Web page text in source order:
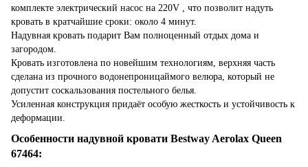
комплекте электрический насос на 220V , что позволит надуть
кровать в кратчайшие сроки: около 4 минут.
Надувная кровать подарит Вам полноценный отдых дома и
загородом.
Кровать изготовлена по новейшим технологиям, верхняя часть
сделана из прочного водонепроницаймого велюра, который не
допустит соскальзования постельного белья.
Усиленная конструкция придаёт особую жесткость и устойчивость к
деформации.
Особенности надувной кровати Bestway Aerolax Queen
67464: